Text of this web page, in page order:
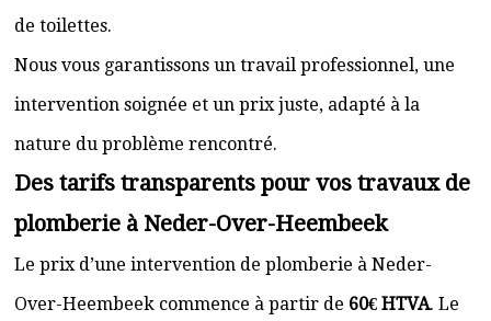
de toilettes.
Nous vous garantissons un travail professionnel, une
intervention soignée et un prix juste, adapté à la
nature du problème rencontré.
Des tarifs transparents pour vos travaux de
plomberie à Neder-Over-Heembeek
Le prix d’une intervention de plomberie à Neder-
Over-Heembeek commence à partir de 60€ HTVA. Le